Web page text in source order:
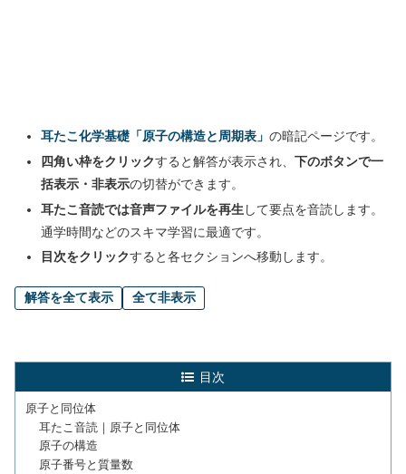
耳たこ化学基礎「原子の構造と周期表」 の暗記ページです。
四角い枠をクリックすると解答が表示され、 下のボタンで一
括表示・非表示の切替ができます。
耳たこ音読では音声ファイルを再生 して要点を音読します。
通学時間などのスキマ学習に最適です。
目次をクリックすると各セクションへ移動します。
解答を全て表示 全て非表示
目次
原子と同位体
耳たこ音読｜原子と同位体
原子の構造
原子番号と質量数